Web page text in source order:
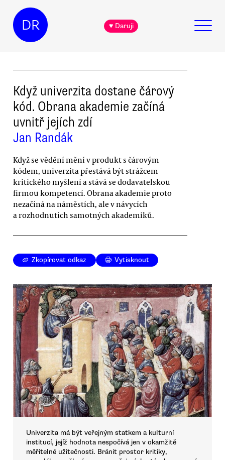
DR ♥ Daruji
Když univerzita dostane čárový
kód. Obrana akademie začíná
uvnitř jejích zdí
Jan Randák
Když se vědění mění v produkt s čárovým
kódem, univerzita přestává být strážcem
kritického myšlení a stává se dodavatelskou
firmou kompetencí. Obrana akademie proto
nezačíná na náměstích, ale v návycích
a rozhodnutích samotných akademiků.
Zkopírovat odkaz Vytisknout
Univerzita má být veřejným statkem a kulturní
institucí, jejíž hodnota nespočívá jen v okamžitě
měřitelné užitečnosti. Bránit prostor kritiky,